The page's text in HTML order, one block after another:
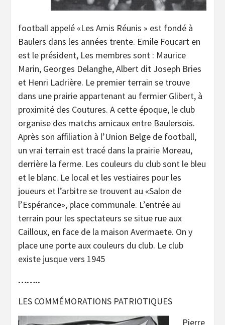
football appelé «Les Amis Réunis » est fondé à
Baulers dans les années trente. Emile Foucart en
est le président, Les membres sont : Maurice
Marin, Georges Delanghe, Albert dit Joseph Bries
et Henri Ladrière. Le premier terrain se trouve
dans une prairie appartenant au fermier Glibert, à
proximité des Coutures. A cette époque, le club
organise des matchs amicaux entre Baulersois.
Après son affiliation à l’Union Belge de football,
un vrai terrain est tracé dans la prairie Moreau,
derrière la ferme. Les couleurs du club sont le bleu
et le blanc. Le local et les vestiaires pour les
joueurs et l’arbitre se trouvent au «Salon de
l’Espérance», place communale. L’entrée au
terrain pour les spectateurs se situe rue aux
Cailloux, en face de la maison Avermaete. On y
place une porte aux couleurs du club. Le club
existe jusque vers 1945
……..
LES COMMÉMORATIONS PATRIOTIQUES
Pierre